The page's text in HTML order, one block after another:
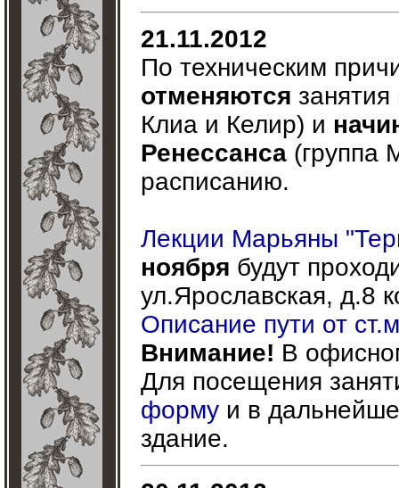
21.11.2012
По техническим
отменяются занятия
Клиа и Келир) и
Ренессанса (группа
расписанию.
Лекции Марьяны
ноября будут
ул.Ярославская, д.8
Описание пути от
Внимание! В
Для посещения
форму и в
здание.